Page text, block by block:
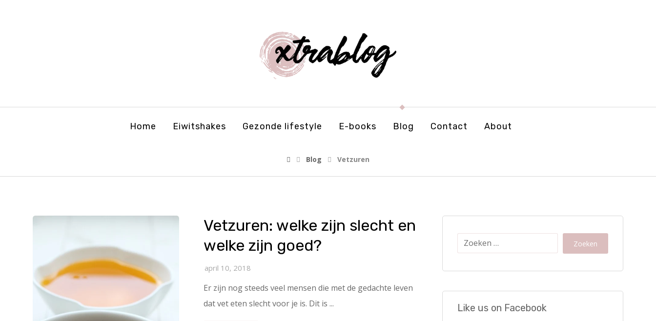
Home Eiwitshakes Gezonde lifestyle E-books Blog Contact About
Blog Vetzuren
Vetzuren: welke zijn slecht en
welke zijn goed?
april 10, 2018
Er zijn nog steeds veel mensen die met de gedachte leven
dat vet eten slecht voor je is. Dit is ...
Zoeken
Like us on Facebook